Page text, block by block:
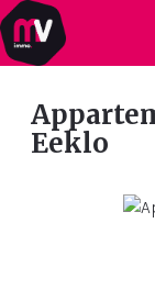
Eeklo